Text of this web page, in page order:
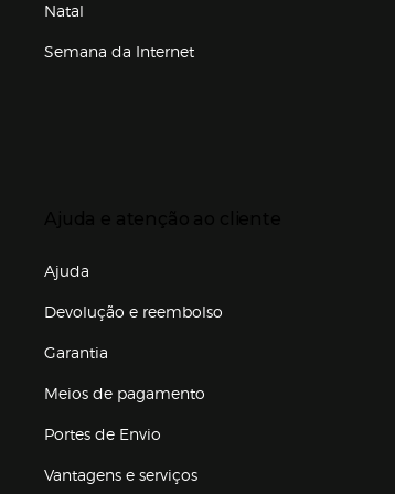
Natal
Semana da Internet
Ajuda
Devolução e reembolso
Garantia
Meios de pagamento
Portes de Envio
Vantagens e serviços